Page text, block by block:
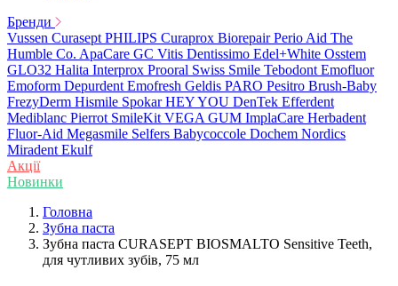
Бренди
Vussen Curasept PHILIPS Curaprox Biorepair Perio Aid The
Humble Co. ApaCare GC Vitis Dentissimo Edel+White Osstem
GLO32 Halita Interprox Prooral Swiss Smile Tebodont Emofluor
Emoform Depurdent Emofresh Geldis PARO Pesitro Brush-Baby
FrezyDerm Hismile Spokar HEY YOU DenTek Efferdent
Mediblanc Pierrot SmileKit VEGA GUM ImplaCare Herbadent
Fluor-Aid Megasmile Selfers Babycoccole Dochem Nordics
Miradent Ekulf
Акції
Новинки
Головна
Зубна паста
Зубна паста CURASEPT BIOSMALTO Sensitive Teeth,
для чутливих зубів, 75 мл